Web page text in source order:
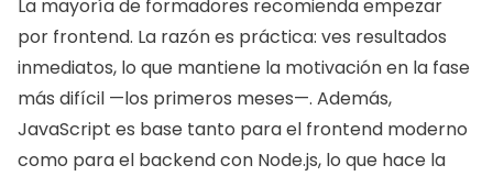
La mayoría de formadores recomienda empezar
por frontend. La razón es práctica: ves resultados
inmediatos, lo que mantiene la motivación en la fase
más difícil —los primeros meses—. Además,
JavaScript es base tanto para el frontend moderno
como para el backend con Node.js, lo que hace la